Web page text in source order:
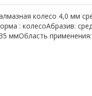
колесо 4,0 мм
: колесоАбразив:
ммОбласть